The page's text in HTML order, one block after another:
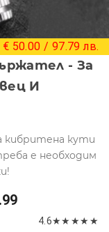
50.00 / 97.79 лв.
- За
И
кибритена кути
е необходим
4.6★★ ★★ ★